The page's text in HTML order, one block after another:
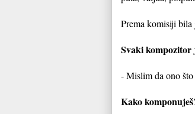
Prema komisiji
Svaki kompozitor
- Mislim da ono što
Kako